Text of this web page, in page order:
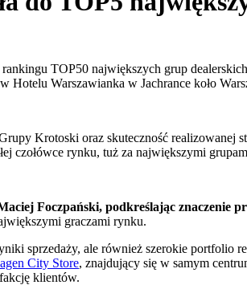
TOP50 największych grup
Hotelu Warszawianka w Jachrance koło
Krotoski oraz skuteczność realizowanej
czołówce rynku, tuż za największymi
Foczpański, podkreślając znaczenie
graczami rynku.
sprzedaży, ale również szerokie portfolio
City Store, znajdujący się w samym
klientów.